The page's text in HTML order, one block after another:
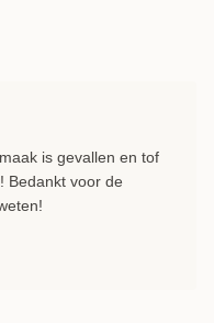
is gevallen en tof
Bedankt voor de